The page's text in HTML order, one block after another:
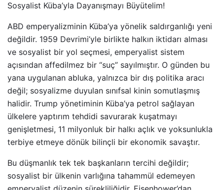
Sosyalist Küba’yla Dayanışmayı Büyütelim!
ABD emperyalizminin Küba’ya yönelik saldırganlığı yeni
değildir. 1959 Devrimi’yle birlikte halkın iktidarı alması
ve sosyalist bir yol seçmesi, emperyalist sistem
açısından affedilmez bir “suç” sayılmıştır. O günden bu
yana uygulanan abluka, yalnızca bir dış politika aracı
değil; sosyalizme duyulan sınıfsal kinin somutlaşmış
halidir. Trump yönetiminin Küba’ya petrol sağlayan
ülkelere yaptırım tehdidi savurarak kuşatmayı
genişletmesi, 11 milyonluk bir halkı açlık ve yoksunlukla
terbiye etmeye dönük bilinçli bir ekonomik savaştır.
Bu düşmanlık tek tek başkanların tercihi değildir;
sosyalist bir ülkenin varlığına tahammül edemeyen